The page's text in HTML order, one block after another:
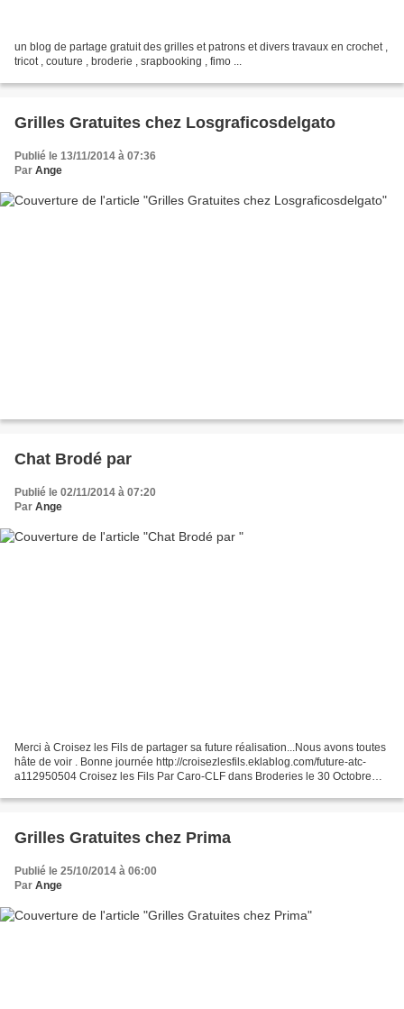
un blog de partage gratuit des grilles et patrons et divers travaux en crochet ,
tricot , couture , broderie , srapbooking , fimo ...
Grilles Gratuites chez Losgraficosdelgato
Publié le 13/11/2014 à 07:36
Par Ange
Chat Brodé par
Publié le 02/11/2014 à 07:20
Par Ange
Merci à Croisez les Fils de partager sa future réalisation...Nous avons toutes
hâte de voir . Bonne journée http://croisezlesfils.eklablog.com/future-atc-
a112950504 Croisez les Fils Par Caro-CLF dans Broderies le 30 Octobre
Grilles Gratuites chez Prima
Publié le 25/10/2014 à 06:00
Par Ange